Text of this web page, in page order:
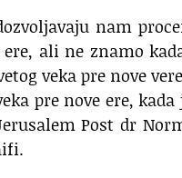
nam
ere, ali ne znamo
veka pre nove
pre nove ere,
Post dr